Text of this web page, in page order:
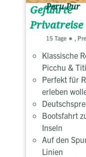
Geführte
Privatreise
Peru Pur
15 Tage ,
Klassische
Picchu &
Perfekt für
erleben
Bootsfahrt
Inseln
Auf den
Linien